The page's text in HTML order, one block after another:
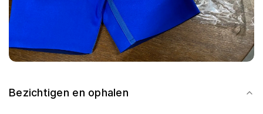
Bezichtigen en ophalen